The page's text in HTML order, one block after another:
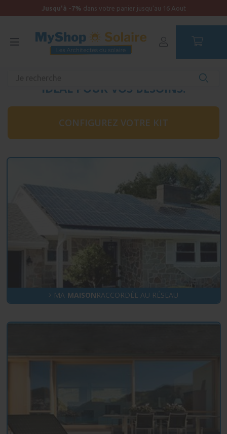
Jusqu'à -7% dans votre panier jusqu'au 16 Aout
PANNEAU SOLAIRE ET KIT SOLAIRE
IDÉAL POUR VOS BESOINS.
CONFIGUREZ VOTRE KIT
MA MAISONRACCORDÉE AU RÉSEAU